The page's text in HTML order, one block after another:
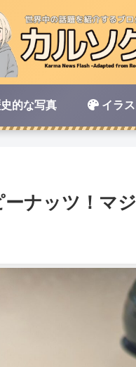
的な写真 イラ
ナッツ！マ